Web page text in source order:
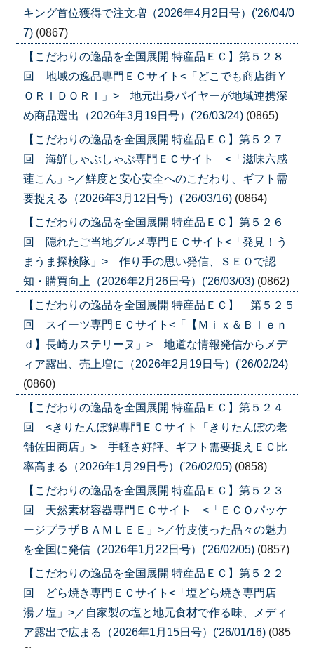
キング首位獲得で注文増（2026年4月2日号）('26/04/0
7) (0867)
【こだわりの逸品を全国展開 特産品ＥＣ】第５２８
回 地域の逸品専門ＥＣサイト<「どこでも商店街Ｙ
ＯＲＩＤＯＲＩ」> 地元出身バイヤーが地域連携深
め商品選出（2026年3月19日号）('26/03/24) (0865)
【こだわりの逸品を全国展開 特産品ＥＣ】第５２７
回 海鮮しゃぶしゃぶ専門ＥＣサイト <「滋味六感
蓮こん」>／鮮度と安心安全へのこだわり、ギフト需
要捉える（2026年3月12日号）('26/03/16) (0864)
【こだわりの逸品を全国展開 特産品ＥＣ】第５２６
回 隠れたご当地グルメ専門ＥＣサイト<「発見！う
まうま探検隊」> 作り手の思い発信、ＳＥＯで認
知・購買向上（2026年2月26日号）('26/03/03) (0862)
【こだわりの逸品を全国展開 特産品ＥＣ】 第５２５
回 スイーツ専門ＥＣサイト<「【Ｍｉｘ＆Ｂｌｅｎ
ｄ】長崎カステリーヌ」> 地道な情報発信からメデ
ィア露出、売上増に（2026年2月19日号）('26/02/24)
(0860)
【こだわりの逸品を全国展開 特産品ＥＣ】第５２４
回 <きりたんぽ鍋専門ＥＣサイト「きりたんぽの老
舗佐田商店」> 手軽さ好評、ギフト需要捉えＥＣ比
率高まる（2026年1月29日号）('26/02/05) (0858)
【こだわりの逸品を全国展開 特産品ＥＣ】第５２３
回 天然素材容器専門ＥＣサイト <「ＥＣＯパッケ
ージプラザＢＡＭＬＥＥ」>／竹皮使った品々の魅力
を全国に発信（2026年1月22日号）('26/02/05) (0857)
【こだわりの逸品を全国展開 特産品ＥＣ】第５２２
回 どら焼き専門ＥＣサイト<「塩どら焼き専門店
湯ノ塩」>／自家製の塩と地元食材で作る味、メディ
ア露出で広まる（2026年1月15日号）('26/01/16) (085